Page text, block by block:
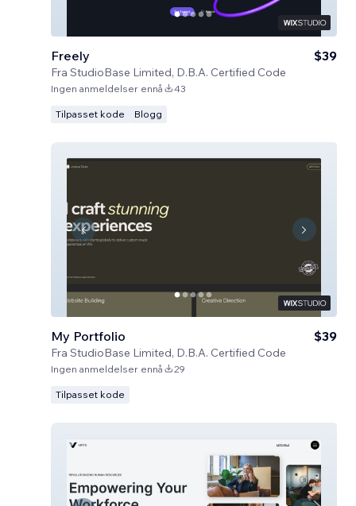
Freely
Fra StudioBase Limited, D.B.A. Certified Code
$39
Ingen anmeldelser ennå 43
Tilpasset kode Blogg
My Portfolio
Fra StudioBase Limited, D.B.A. Certified Code
$39
Ingen anmeldelser ennå 29
Tilpasset kode